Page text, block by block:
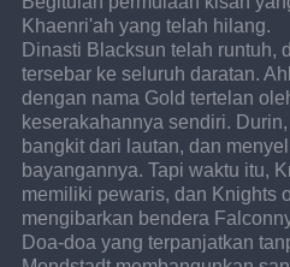
Khaenri'ah yang telah hilang.
Dinasti Blacksun telah runtuh,
tersebar ke seluruh daratan.
dengan nama Gold tertelan
keserakahannya sendiri.
bangkit dari lautan, dan
bayangannya. Tapi waktu itu,
memiliki pewaris, dan Knights
mengibarkan bendera
Doa-doa yang terpanjatkan